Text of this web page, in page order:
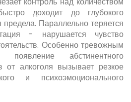
доходит до глубокого
Параллельно теряется
- нарушается чувство
Особенно тревожным
появление абстинентного
от алкоголя вызывает резкое
и психоэмоционального